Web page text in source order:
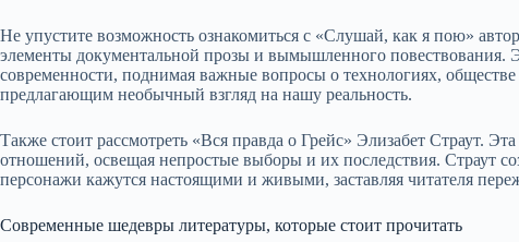
Не упустите возможность ознакомиться с «Слушай, как я пою»
элементы документальной прозы и вымышленного повествования.
современности, поднимая важные вопросы о технологиях, обществе
предлагающим необычный взгляд на нашу реальность.
Также стоит рассмотреть «Вся правда о Грейс» Элизабет Страут.
отношений, освещая непростые выборы и их последствия. Страут
персонажи кажутся настоящими и живыми, заставляя читателя
Современные шедевры литературы, которые стоит прочитать